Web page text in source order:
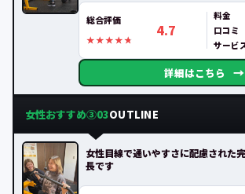
総合評価
4.7
料金
口コミ
サービ
詳細はこちら →
女性おすすめ③03OUTLINE
女性目線で通いやすさに配慮された
長です